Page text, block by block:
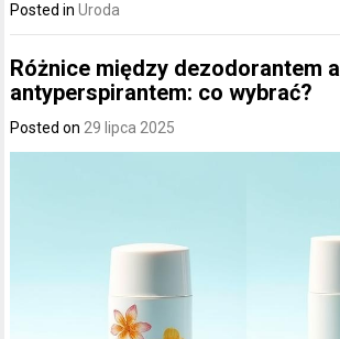
Posted inUroda
Różnice między dezodorantem a
antyperspirantem: co wybrać?
Posted on29 lipca 2025